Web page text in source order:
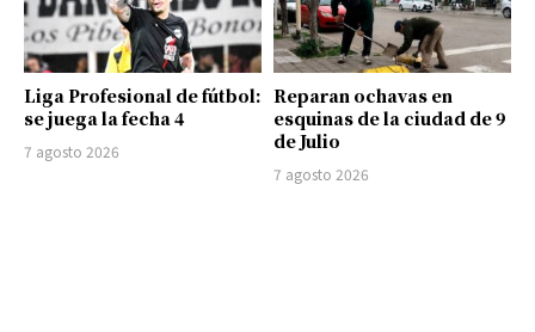
Liga Profesional de fútbol:
se juega la fecha 4
7 agosto 2026
Reparan ochavas en
esquinas de la ciudad de 9
de Julio
7 agosto 2026